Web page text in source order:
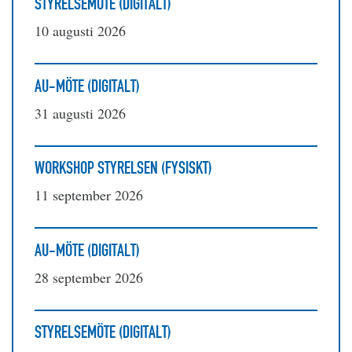
10 augusti 2026
AU-MÖTE (DIGITALT)
31 augusti 2026
WORKSHOP STYRELSEN (FYSISKT)
11 september 2026
AU-MÖTE (DIGITALT)
28 september 2026
STYRELSEMÖTE (DIGITALT)